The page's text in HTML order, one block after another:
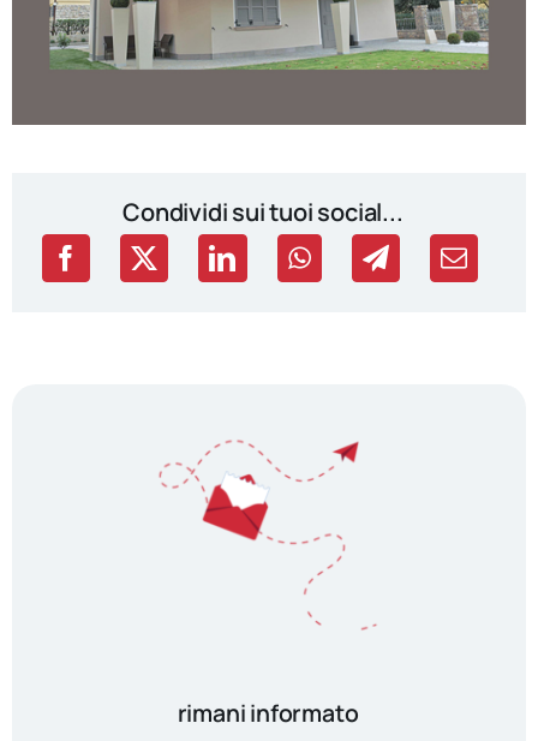
Condividi sui tuoi social...
rimani informato